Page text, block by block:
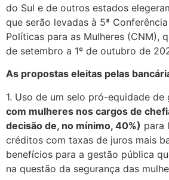
do Sul e de outros estados
que serão levadas à 5ª
Políticas para as Mulheres (CNM),
de setembro a 1º de outubro de
As propostas eleitas pelas
1. Uso de um selo pró-equidade de
com mulheres nos cargos de
decisão de, no mínimo, 40%) para
créditos com taxas de juros mais
benefícios para a gestão pública
na questão da segurança das